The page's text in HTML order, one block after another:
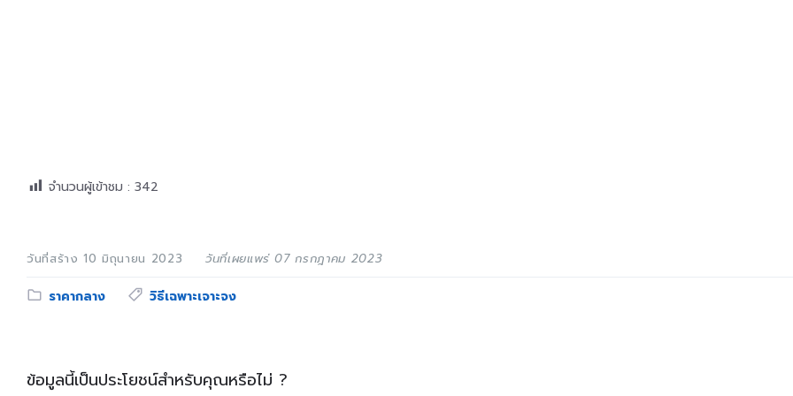
จำนวนผู้เข้าชม : 342
วันที่สร้าง 10 มิถุนายน 2023 วันที่เผยแพร่ 07 กรกฎาคม 2023
Category:
ราคากลาง Tags:
วิธีเฉพาะเจาะจง
ข้อมูลนี้เป็นประโยชน์สำหรับคุณหรือไม่ ?